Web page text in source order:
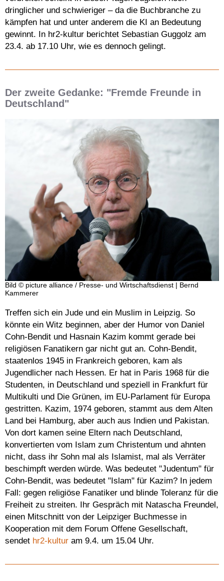
dringlicher und schwieriger – da die Buchbranche zu
kämpfen hat und unter anderem die KI an Bedeutung
gewinnt. In hr2-kultur berichtet Sebastian Guggolz am
23.4. ab 17.10 Uhr, wie es dennoch gelingt.
Der zweite Gedanke: "Fremde Freunde in
Deutschland"
Bild © picture alliance / Presse- und Wirtschaftsdienst | Bernd
Kammerer
Treffen sich ein Jude und ein Muslim in Leipzig. So
könnte ein Witz beginnen, aber der Humor von Daniel
Cohn-Bendit und Hasnain Kazim kommt gerade bei
religiösen Fanatikern gar nicht gut an. Cohn-Bendit,
staatenlos 1945 in Frankreich geboren, kam als
Jugendlicher nach Hessen. Er hat in Paris 1968 für die
Studenten, in Deutschland und speziell in Frankfurt für
Multikulti und Die Grünen, im EU-Parlament für Europa
gestritten. Kazim, 1974 geboren, stammt aus dem Alten
Land bei Hamburg, aber auch aus Indien und Pakistan.
Von dort kamen seine Eltern nach Deutschland,
konvertierten vom Islam zum Christentum und ahnten
nicht, dass ihr Sohn mal als Islamist, mal als Verräter
beschimpft werden würde. Was bedeutet "Judentum" für
Cohn-Bendit, was bedeutet "Islam" für Kazim? In jedem
Fall: gegen religiöse Fanatiker und blinde Toleranz für die
Freiheit zu streiten. Ihr Gespräch mit Natascha Freundel,
einen Mitschnitt von der Leipziger Buchmesse in
Kooperation mit dem Forum Offene Gesellschaft,
sendet hr2-kultur am 9.4. um 15.04 Uhr.